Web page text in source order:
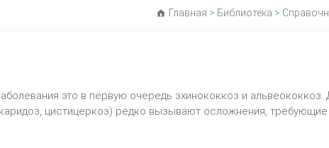
Главная > Библиотека >
это в первую очередь эхинококкоз и альвеококкоз.
цистицеркоз) редко вызывают осложнения, требующие